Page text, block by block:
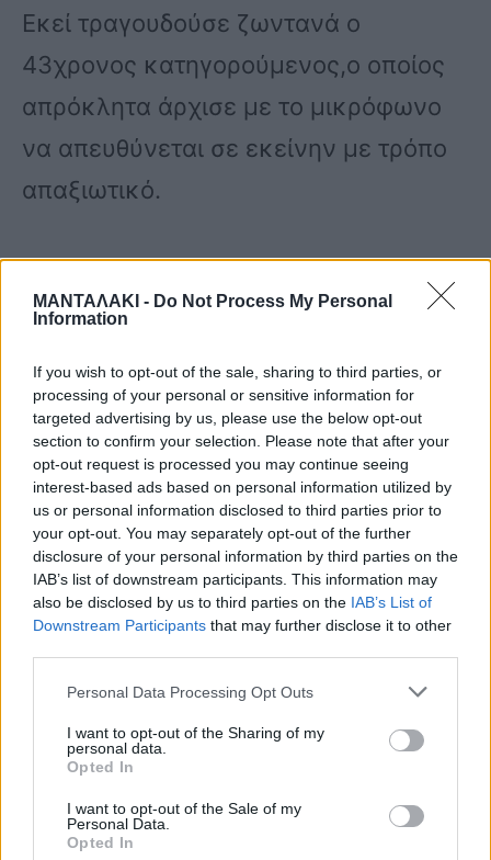
ΜΑΝΤΑΛΑΚΙ - Do Not Process My Personal
Information
If you wish to opt-out of the sale, sharing to third parties, or
processing of your personal or sensitive information for
targeted advertising by us, please use the below opt-out
section to confirm your selection. Please note that after your
opt-out request is processed you may continue seeing
interest-based ads based on personal information utilized by
us or personal information disclosed to third parties prior to
your opt-out. You may separately opt-out of the further
disclosure of your personal information by third parties on the
IAB’s list of downstream participants. This information may
also be disclosed by us to third parties on the IAB’s List of
Downstream Participants that may further disclose it to other
Personal Data Processing Opt Outs
I want to opt-out of the Sharing of my
personal data.
Opted In
I want to opt-out of the Sale of my
Personal Data.
Opted In
Εκεί τραγουδούσε ζωντανά ο
43χρονος κατηγορούμενος,ο οποίος
απρόκλητα άρχισε με το μικρόφωνο
να απευθύνεται σε εκείνην με τρόπο
απαξιωτικό.
Οταν τελείωσε το πρόγραμμα πέρασε
από δίπλα της, της ζήτησε να μπει
καταστήματος και εκεί φέρεται να την
εξύβρισε και να την έπιασε από τα
χέρια, στο ύψος των μπράτσων και να
την πέταξε σε μία πολυθρόνα.
Η 32χρονη ισχυρίζεται ότι την
χτυπούσε στην πολυθρόνα
επανειλημμένως, τραβώντας την και
σπρώχνοντάς την προκαλώντας της
εκχυμώσεις και εκδορές παντού.
Μόλις αντιλήφθηκαν οι υπάλληλοι του